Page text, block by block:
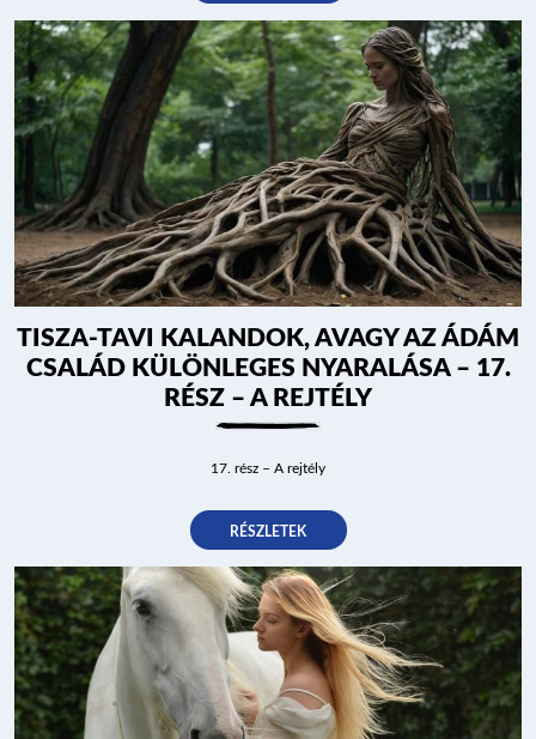
TISZA-TAVI KALANDOK, AVAGY AZ ÁDÁM
CSALÁD KÜLÖNLEGES NYARALÁSA – 17.
RÉSZ – A REJTÉLY
17. rész – A rejtély
RÉSZLETEK